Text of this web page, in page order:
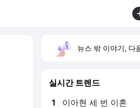
뉴스 밖 이야기, 다음
실시간 트렌드
1 이아현 세 번 이혼